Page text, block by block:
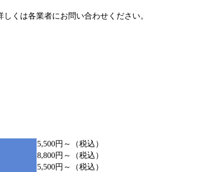
くは各業者にお問い合わせください。
5,500円～（税込）
8,800円～（税込）
5,500円～（税込）